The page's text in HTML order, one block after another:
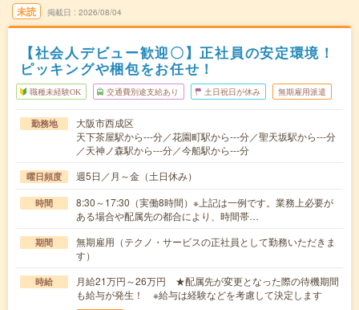
未読 掲載日 2026/08/04
【社会人デビュー歓迎〇】正社員の安定環境！
ピッキングや梱包をお任せ！
職種未経験OK 交通費別途支給あり 土日祝日が休み 無期雇用派遣
勤務地
大阪市西成区
天下茶屋駅から---分／花園町駅から---分／聖天坂駅から---分
／天神ノ森駅から---分／今船駅から---分
曜日頻度 週5日／月～金（土日休み）
時間
8:30～17:30（実働8時間）※上記は一例です。業務上必要が
ある場合や配属先の都合により、時間帯…
期間
無期雇用（テクノ・サービスの正社員として勤務いただきま
す）
時給
月給21万円～26万円 ★配属先が変更となった際の待機期間
も給与が発生！ ※給与は経験などを考慮して決定します